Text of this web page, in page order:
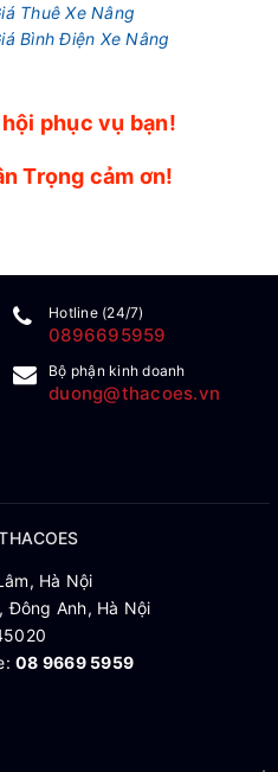
Thuê Xe Nâng
Bình Điện Xe Nâng
phục vụ bạn!
Trọng cảm ơn!
Hotline (24/7)
0896695959
Bộ phận kinh doanh
duong@thacoes.vn
Hà Nội
Đông Anh, Hà Nội
08 9669 5959